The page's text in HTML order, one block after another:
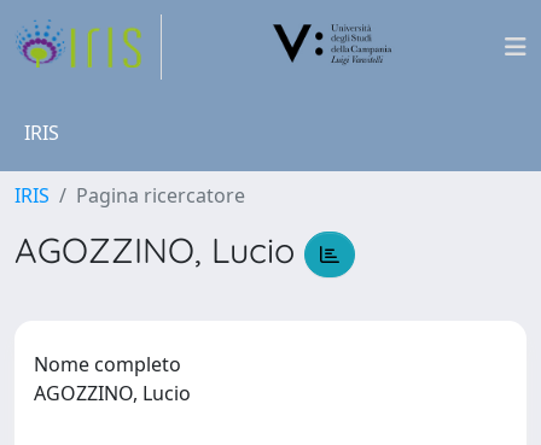
IRIS
IRIS Pagina ricercatore
AGOZZINO, Lucio
Nome completo
AGOZZINO, Lucio